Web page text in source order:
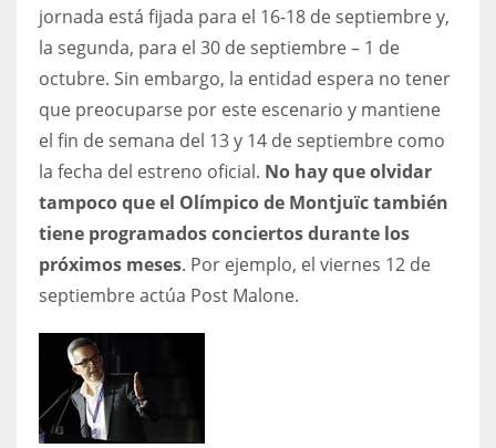
jornada está fijada para el 16-18 de septiembre y,
la segunda, para el 30 de septiembre – 1 de
octubre. Sin embargo, la entidad espera no tener
que preocuparse por este escenario y mantiene
el fin de semana del 13 y 14 de septiembre como
la fecha del estreno oficial. No hay que olvidar
tampoco que el Olímpico de Montjuïc también
tiene programados conciertos durante los
próximos meses. Por ejemplo, el viernes 12 de
septiembre actúa Post Malone.